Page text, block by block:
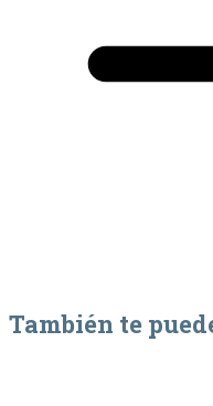
También te